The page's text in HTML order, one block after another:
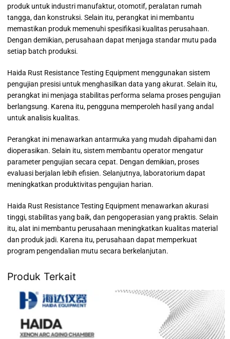
produk untuk industri manufaktur, otomotif, peralatan rumah
tangga, dan konstruksi. Selain itu, perangkat ini membantu
memastikan produk memenuhi spesifikasi kualitas perusahaan.
Dengan demikian, perusahaan dapat menjaga standar mutu pada
setiap batch produksi.
Haida Rust Resistance Testing Equipment menggunakan sistem
pengujian presisi untuk menghasilkan data yang akurat. Selain itu,
perangkat ini menjaga stabilitas performa selama proses pengujian
berlangsung. Karena itu, pengguna memperoleh hasil yang andal
untuk analisis kualitas.
Perangkat ini menawarkan antarmuka yang mudah dipahami dan
dioperasikan. Selain itu, sistem membantu operator mengatur
parameter pengujian secara cepat. Dengan demikian, proses
evaluasi berjalan lebih efisien. Selanjutnya, laboratorium dapat
meningkatkan produktivitas pengujian harian.
Haida Rust Resistance Testing Equipment menawarkan akurasi
tinggi, stabilitas yang baik, dan pengoperasian yang praktis. Selain
itu, alat ini membantu perusahaan meningkatkan kualitas material
dan produk jadi. Karena itu, perusahaan dapat memperkuat
program pengendalian mutu secara berkelanjutan.
Produk Terkait